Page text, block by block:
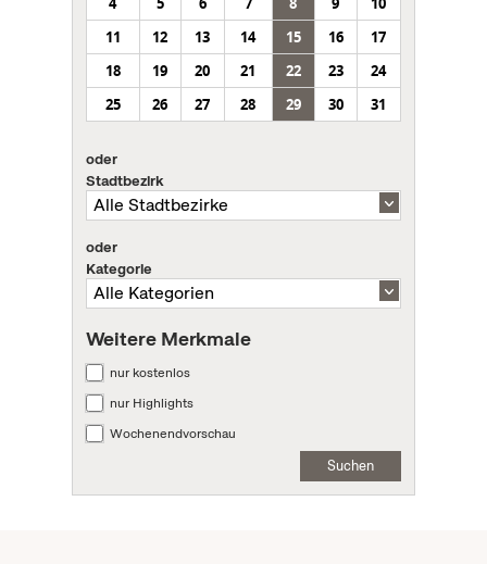
11
12 13 14 15 16
17
18
19 20 21 22 23
24
25
26 27 28 29 30 31
oder
Stadtbezirk
oder
Kategorie
Weitere Merkmale
nur kostenlos
nur Highlights
Wochenendvorschau
Suchen